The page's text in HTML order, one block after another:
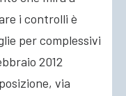
i controlli è
per complessivi
2012
via